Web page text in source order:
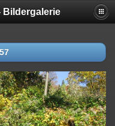
Bildergalerie